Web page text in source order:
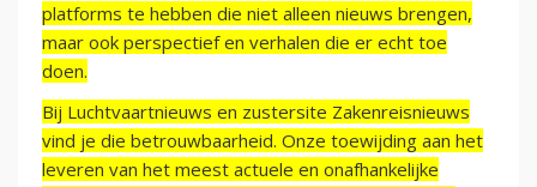
platforms te hebben die niet alleen nieuws brengen,
maar ook perspectief en verhalen die er echt toe
doen.
Bij Luchtvaartnieuws en zustersite Zakenreisnieuws
vind je die betrouwbaarheid. Onze toewijding aan het
leveren van het meest actuele en onafhankelijke